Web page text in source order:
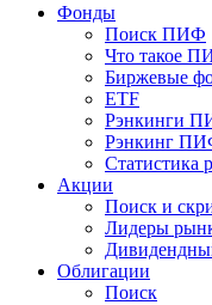
Фонды
Поиск ПИФ
Что такое
Биржевые
ETF
Рэнкинги
Рэнкинг
Акции
Поиск и
Лидеры
Облигации
Поиск